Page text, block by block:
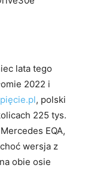
lata tego
2022 i
, polski
225 tys.
EQA,
wersja z
obie osie